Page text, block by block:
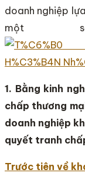
doanh nghiệp
một
1. Bằng kinh
chấp thương
doanh nghiệp
quyết tranh
Trước tiên về